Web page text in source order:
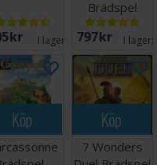
får etappvinnaren!
SEK I lager: 10
Brädspel
797 SEK I lager:
Köp Köp
7 Wonders